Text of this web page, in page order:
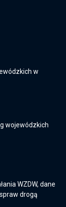
w
wojewódzkich
WZDW, dane
drogą